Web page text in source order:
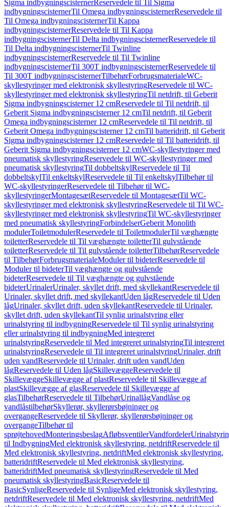
Sigma indbygningscisternerReservedele til Til Sigma
indbygningscisternerTil Omega indbygningscisternerReservedele til
Til Omega indbygningscisternerTil Kappa
indbygningscisternerReservedele til Til Kappa
indbygningscisternerTil Delta indbygningscisternerReservedele til
Til Delta indbygningscisternerTil Twinline
indbygningscisternerReservedele til Til Twinline
indbygningscisternerTil 300T indbygningscisternerReservedele til
Til 300T indbygningscisternerTilbehørForbrugsmaterialeWC-
skyllestyringer med elektronisk skyllestyringReservedele til WC-
skyllestyringer med elektronisk skyllestyringTil netdrift, til Geberit
Sigma indbygningscisterner 12 cmReservedele til Til netdrift, til
Geberit Sigma indbygningscisterner 12 cmTil netdrift, til Geberit
Omega indbygningscisterner 12 cmReservedele til Til netdrift, til
Geberit Omega indbygningscisterner 12 cmTil batteridrift, til Geberit
Sigma indbygningscisterner 12 cmReservedele til Til batteridrift, til
Geberit Sigma indbygningscisterner 12 cmWC-skyllestyringer med
pneumatisk skyllestyringReservedele til WC-skyllestyringer med
pneumatisk skyllestyringTil dobbeltskylReservedele til Til
dobbeltskylTil enkeltskylReservedele til Til enkeltskylTilbehør til
WC-skyllestyringerReservedele til Tilbehør til WC-
skyllestyringerMontagesætReservedele til MontagesætTil WC-
skyllestyringer med elektronisk skyllestyringReservedele til Til WC-
skyllestyringer med elektronisk skyllestyringTil WC-skyllestyringer
med pneumatisk skyllestyringForbindelserGeberit Monolith
modulerToiletmodulerReservedele til ToiletmodulerTil væghængte
toiletterReservedele til Til væghængte toiletterTil gulvstående
toiletterReservedele til Til gulvstående toiletterTilbehørReservedele
til TilbehørForbrugsmaterialeModuler til bideterReservedele til
Moduler til bideterTil væghængte og gulvstående
bideterReservedele til Til væghængte og gulvstående
bideterUrinalerUrinaler, skyllet drift, med skyllekantReservedele til
Urinaler, skyllet drift, med skyllekantUden lågReservedele til Uden
lågUrinaler, skyllet drift, uden skyllekantReservedele til Urinaler,
skyllet drift, uden skyllekantTil synlig urinalstyring eller
urinalstyring til indbygningReservedele til Til synlig urinalstyring
eller urinalstyring til indbygningMed integreret
urinalstyringReservedele til Med integreret urinalstyringTil integreret
urinalstyringReservedele til Til integreret urinalstyringUrinaler, drift
uden vandReservedele til Urinaler, drift uden vandUden
lågReservedele til Uden lågSkillevæggeReservedele til
SkillevæggeSkillevægge af plastReservedele til Skillevægge af
plastSkillevægge af glasReservedele til Skillevægge af
glasTilbehørReservedele til TilbehørUrinallågVandlåse og
vandlåstilbehørSkyllerør, skyllerørsbøjninger og
overgangeReservedele til Skyllerør, skyllerørsbøjninger og
overgangeTilbehør til
sprøjtehovedMonteringsbeslagAfløbsventilerVandfordeler
til IndbygningMed elektronisk skyllestyring, netdriftReservedele til
Med elektronisk skyllestyring, netdriftMed elektronisk skyllestyring,
batteridriftReservedele til Med elektronisk skyllestyring,
batteridriftMed pneumatisk skyllestyringReservedele til Med
pneumatisk skyllestyringBasicReservedele til
BasicSynligeReservedele til SynligeMed elektronisk skyllestyring,
netdriftReservedele til Med elektronisk skyllestyring, netdriftMed